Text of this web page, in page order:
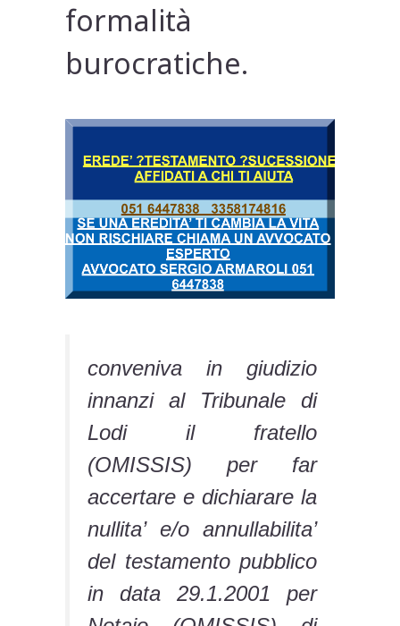
formalità
burocratiche.
conveniva in giudizio
innanzi al Tribunale di
Lodi il fratello
(OMISSIS) per far
accertare e dichiarare la
nullita’ e/o annullabilita’
del testamento pubblico
in data 29.1.2001 per